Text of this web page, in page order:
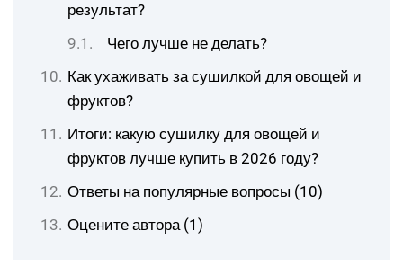
результат?
Чего лучше не делать?
Как ухаживать за сушилкой для овощей и
фруктов?
Итоги: какую сушилку для овощей и
фруктов лучше купить в 2026 году?
Ответы на популярные вопросы (10)
Оцените автора (1)